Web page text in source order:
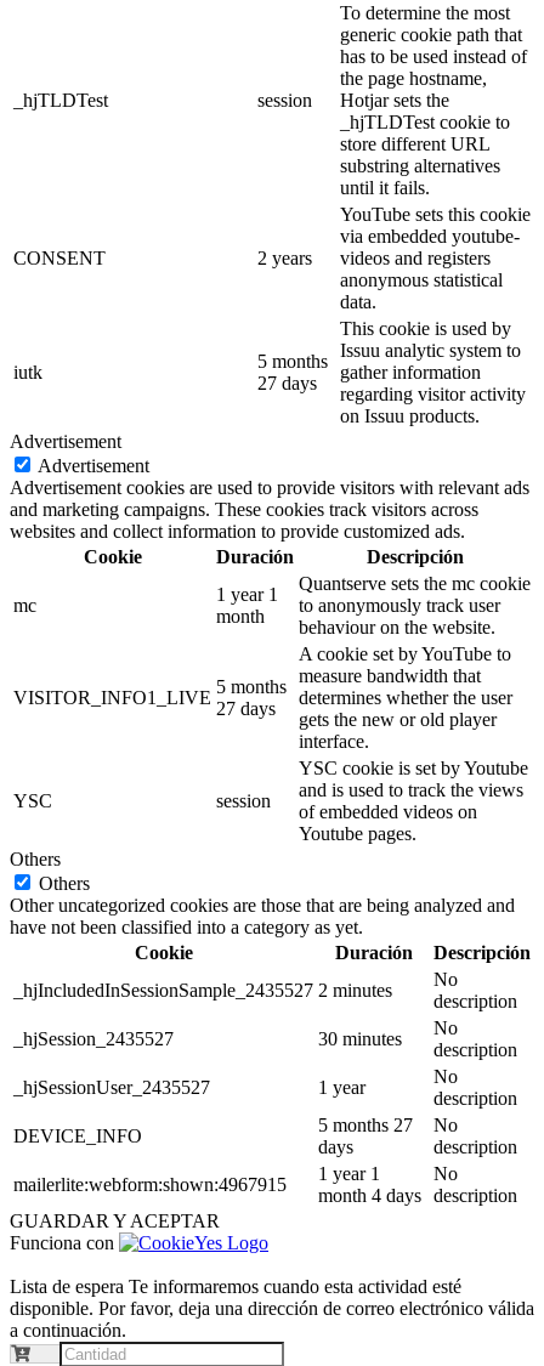
_hjTLDTest session
To determine the most
generic cookie path that
has to be used instead of
the page hostname,
Hotjar sets the
_hjTLDTest cookie to
store different URL
substring alternatives
until it fails.
CONSENT 2 years
YouTube sets this cookie
via embedded youtube-
videos and registers
anonymous statistical
data.
iutk
5 months
27 days
This cookie is used by
Issuu analytic system to
gather information
regarding visitor activity
on Issuu products.
Advertisement
Advertisement
Advertisement cookies are used to provide visitors with relevant ads
and marketing campaigns. These cookies track visitors across
websites and collect information to provide customized ads.
Cookie
Duración Descripción
mc
1 year 1
month
Quantserve sets the mc cookie
to anonymously track user
behaviour on the website.
VISITOR_INFO1_LIVE
5 months
27 days
A cookie set by YouTube to
measure bandwidth that
determines whether the user
gets the new or old player
interface.
YSC session
YSC cookie is set by Youtube
and is used to track the views
of embedded videos on
Youtube pages.
Others
Others
Other uncategorized cookies are those that are being analyzed and
have not been classified into a category as yet.
Cookie
Duración
Descripción
_hjIncludedInSessionSample_2435527 2 minutes
No
description
_hjSession_2435527
30 minutes
No
description
_hjSessionUser_2435527
1 year
No
description
DEVICE_INFO
5 months 27
days
No
description
mailerlite:webform:shown:4967915
1 year 1
month 4 days
No
description
GUARDAR Y ACEPTAR
Funciona con
Lista de espera Te informaremos cuando esta actividad esté
disponible. Por favor, deja una dirección de correo electrónico válida
a continuación.